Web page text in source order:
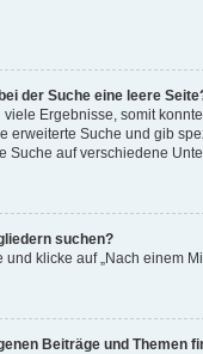
der Suche eine leere
viele Ergebnisse, somit
erweiterte Suche und gib
Suche auf verschiedene
suchen?
klicke auf „Nach einem
Beiträge und Themen